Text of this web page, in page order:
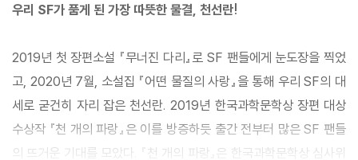
우리 SF가 품게 된 가장 따뜻한 물결, 천선란!
2019년 첫 장편소설 『무너진 다리』로 SF 팬들에게 눈도장을 찍었
고, 2020년 7월, 소설집 『어떤 물질의 사랑』을 통해 우리 SF의 대
세로 굳건히 자리 잡은 천선란. 2019년 한국과학문학상 장편 대상
수상작 『천 개의 파랑』은 이를 방증하듯 출간 전부터 많은 SF 팬들
의 뜨거운 기대를 모았다. 『천 개의 파랑』은 한국과학문학상 심사위